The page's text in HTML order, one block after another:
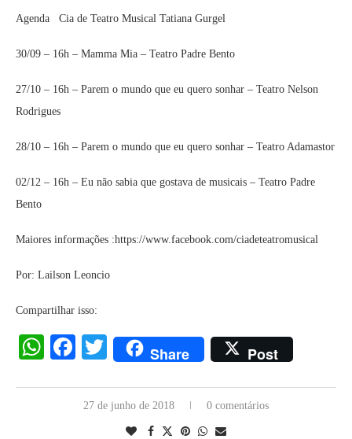
Agenda Cia de Teatro Musical Tatiana Gurgel
30/09 – 16h – Mamma Mia – Teatro Padre Bento
27/10 – 16h – Parem o mundo que eu quero sonhar – Teatro Nelson
Rodrigues
28/10 – 16h – Parem o mundo que eu quero sonhar – Teatro Adamastor
02/12 – 16h – Eu não sabia que gostava de musicais – Teatro Padre
Bento
Maiores informações :https://www.facebook.com/ciadeteatromusical
Por: Lailson Leoncio
Compartilhar isso:
WhatsApp
Facebook
Twitter
Share Post
27 de junho de 2018 0 comentários